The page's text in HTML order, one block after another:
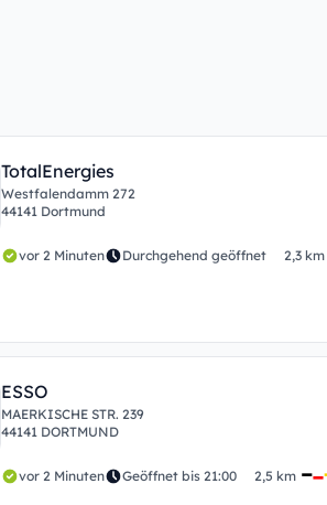
TotalEnergies
Westfalendamm 272
44141 Dortmund
vor 2 Minuten Durchgehend geöffnet 2,3 km
ESSO
MAERKISCHE STR. 239
44141 DORTMUND
vor 2 Minuten Geöffnet bis 21:00 2,5 km